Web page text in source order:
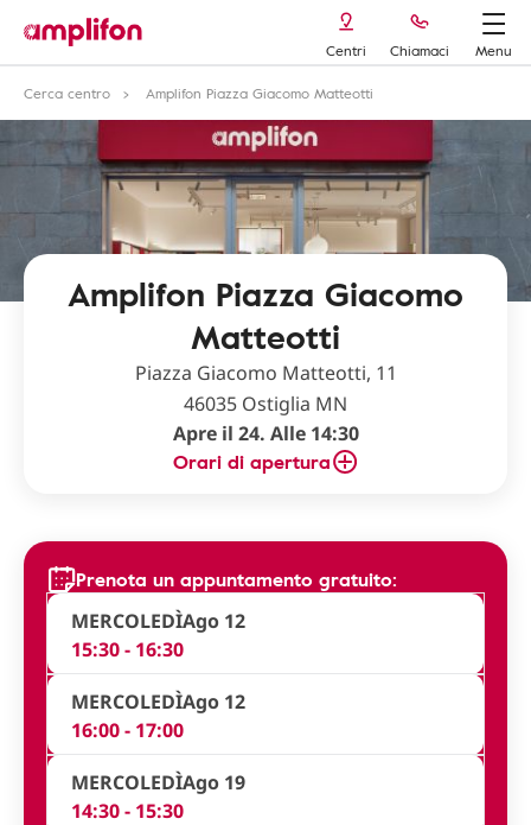
Centri Chiamaci
Menu
Cerca centro
Amplifon Piazza Giacomo Matteotti
Amplifon Piazza Giacomo
Matteotti
Piazza Giacomo Matteotti, 11
46035 Ostiglia MN
Apre il 24. Alle 14:30
Orari di apertura
Prenota un appuntamento gratuito:
MERCOLEDÌAgo 12
15:30 - 16:30
MERCOLEDÌAgo 12
16:00 - 17:00
MERCOLEDÌAgo 19
14:30 - 15:30